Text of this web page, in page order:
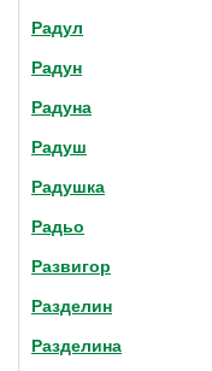
Радул
Радун
Радуна
Радуш
Радушка
Радьо
Развигор
Разделин
Разделина